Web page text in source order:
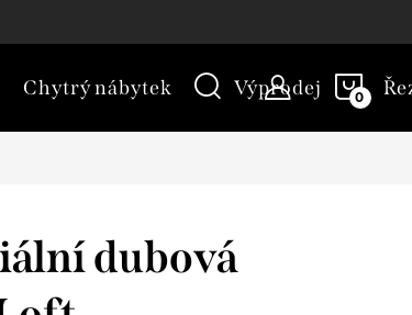
Chytrý nábytek Výprodej
dubová